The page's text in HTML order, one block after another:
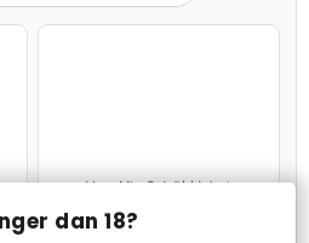
dan 18?
VegaMix 2: Wild West